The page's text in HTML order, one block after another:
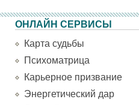
ОНЛАЙН СЕРВИСЫ
Карта судьбы
Психоматрица
Карьерное призвание
Энергетический дар